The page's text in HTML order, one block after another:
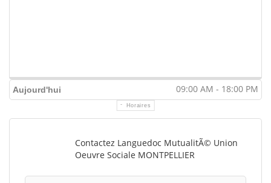
Aujourd'hui 09:00 AM - 18:00 PM
Horaires
Contactez Languedoc MutualitÃ© Union
Oeuvre Sociale MONTPELLIER